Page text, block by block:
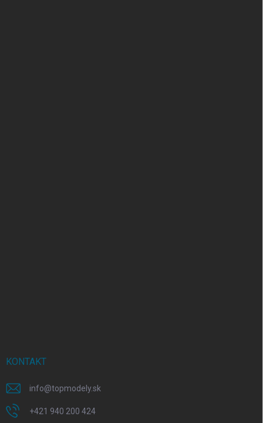
KONTAKT
info@topmodely.sk
+421 940 200 424